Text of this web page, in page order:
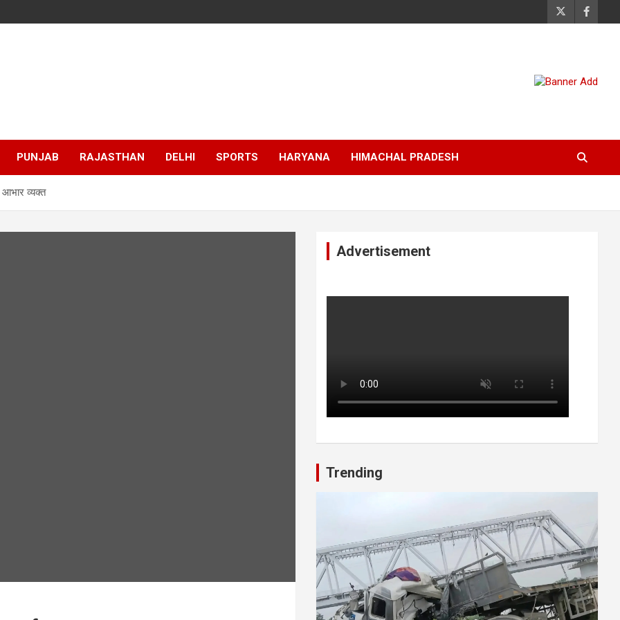
PUNJAB RAJASTHAN DELHI SPORTS HARYANA HIMACHAL PRADESH
आभार व्यक्त
Advertisement
Trending